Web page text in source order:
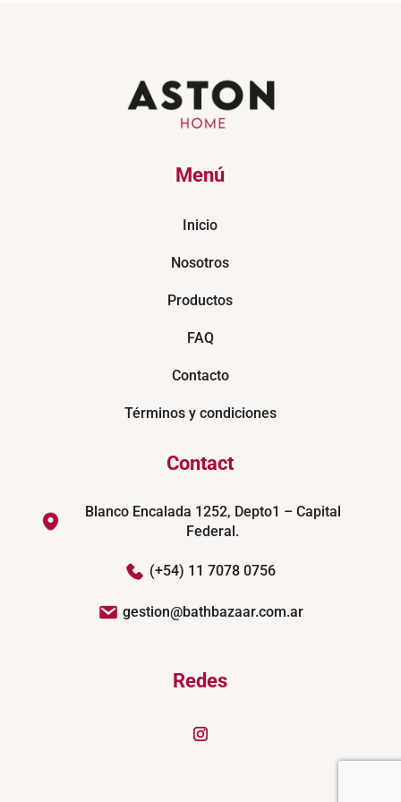
Menú
Inicio
Nosotros
Productos
FAQ
Contacto
Términos y condiciones
Contact
Blanco Encalada 1252, Depto1 – Capital
Federal.
(+54) 11 7078 0756
gestion@bathbazaar.com.ar
Redes